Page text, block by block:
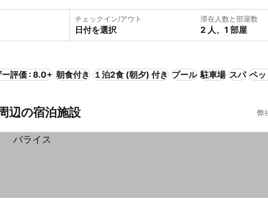
チェックイン/アウト
日付を選択
滞在人数と部屋数
2 人、1 部屋
ー評価 : 8.0+ 朝食付き １泊2食 (朝夕) 付き プール 駐車場 スパ ペ
辺の宿泊施設 弊